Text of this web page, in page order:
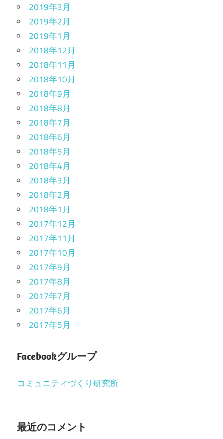
2019年3月
2019年2月
2019年1月
2018年12月
2018年11月
2018年10月
2018年9月
2018年8月
2018年7月
2018年6月
2018年5月
2018年4月
2018年3月
2018年2月
2018年1月
2017年12月
2017年11月
2017年10月
2017年9月
2017年8月
2017年7月
2017年6月
2017年5月
Facebookグループ
コミュニティづくり研究所
最近のコメント